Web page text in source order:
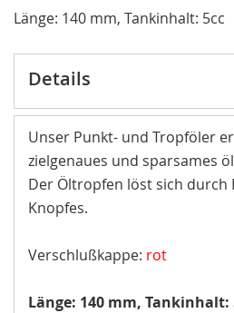
Länge: 140 mm, Tankinhalt: 5cc
Details
Unser Punkt- und Tropföler
zielgenaues und sparsames
Der Öltropfen löst sich durch
Knopfes.
Verschlußkappe: rot
Länge: 140 mm, Tankinhalt: